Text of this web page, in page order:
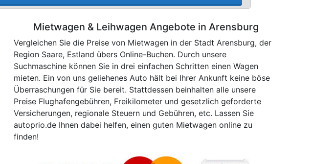
Mietwagen & Leihwagen Angebote in Arensburg
Vergleichen Sie die Preise von Mietwagen in der Stadt Arensburg, der
Region Saare, Estland übers Online-Buchen. Durch unsere
Suchmaschine können Sie in drei einfachen Schritten einen Wagen
mieten. Ein von uns geliehenes Auto hält bei Ihrer Ankunft keine böse
Überraschungen für Sie bereit. Stattdessen beinhalten alle unsere
Preise Flughafengebühren, Freikilometer und gesetzlich geforderte
Versicherungen, regionale Steuern und Gebühren, etc. Lassen Sie
autoprio.de Ihnen dabei helfen, einen guten Mietwagen online zu
finden!